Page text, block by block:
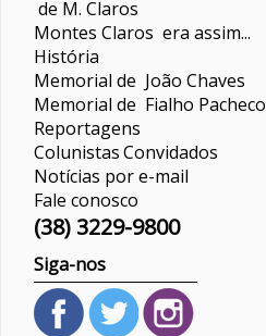
de M. Claros
Montes Claros era assim...
História
Memorial de João Chaves
Memorial de Fialho Pacheco
Reportagens
ColunistasConvidados
Notícias por e-mail
Fale conosco
(38) 3229-9800
Siga-nos